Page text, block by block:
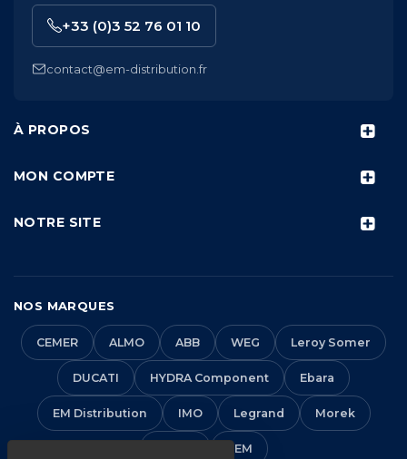
À PROPOS
MON COMPTE
NOTRE SITE
+33 (0)3 52 76 01 10
contact@em-distribution.fr
NOS MARQUES
CEMER ALMO ABB WEG Leroy Somer
DUCATI HYDRA Component Ebara
EM Distribution IMO Legrand Morek
VEM